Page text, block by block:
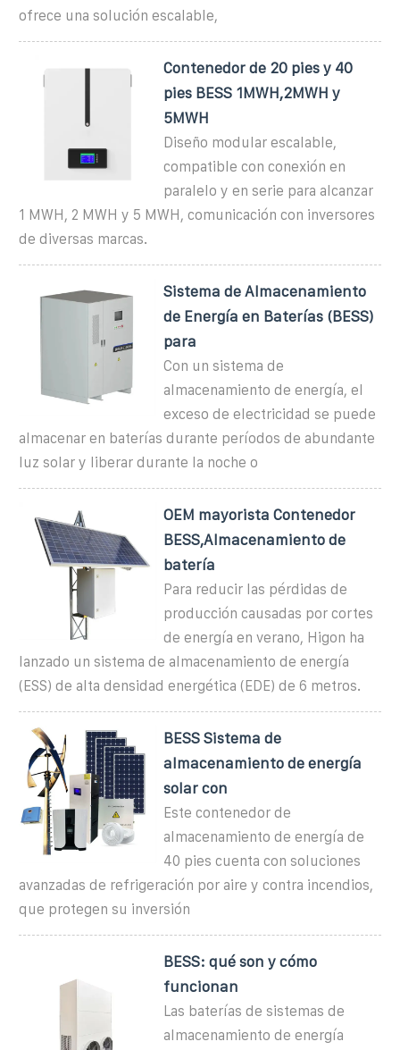
ofrece una solución escalable,
Contenedor de 20 pies y 40
pies BESS 1MWH,2MWH y
5MWH
Diseño modular escalable,
compatible con conexión en
paralelo y en serie para alcanzar
1 MWH, 2 MWH y 5 MWH, comunicación con inversores
de diversas marcas.
Sistema de Almacenamiento
de Energía en Baterías (BESS)
para
Con un sistema de
almacenamiento de energía, el
exceso de electricidad se puede
almacenar en baterías durante períodos de abundante
luz solar y liberar durante la noche o
OEM mayorista Contenedor
BESS,Almacenamiento de
batería
Para reducir las pérdidas de
producción causadas por cortes
de energía en verano, Higon ha
lanzado un sistema de almacenamiento de energía
(ESS) de alta densidad energética (EDE) de 6 metros.
BESS Sistema de
almacenamiento de energía
solar con
Este contenedor de
almacenamiento de energía de
40 pies cuenta con soluciones
avanzadas de refrigeración por aire y contra incendios,
que protegen su inversión
BESS: qué son y cómo
funcionan
Las baterías de sistemas de
almacenamiento de energía